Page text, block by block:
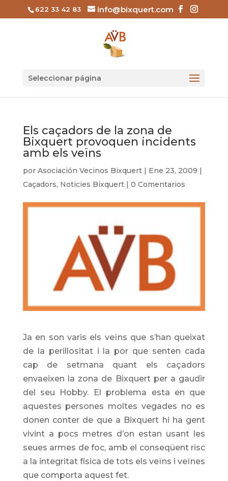
622 33 42 83 info@bixquert.com
Seleccionar página
Els caçadors de la zona de
Bixquert provoquen incidents
amb els veïns
por Asociación Vecinos Bixquert| Ene 23, 2009 |
Caçadors, Noticies Bixquert| 0 Comentarios
Ja en son varis els veïns que s’han queixat
de la perillositat i la por que senten cada
cap de setmana quant els caçadors
envaeixen la zona de Bixquert per a gaudir
del seu Hobby. El problema esta en que
aquestes persones moltes vegades no es
donen conter de que a Bixquert hi ha gent
vivint a pocs metres d’on estan usant les
seues armes de foc, amb el conseqüent risc
a la integritat física de tots els veïns i veïnes
que comporta aquest fet.